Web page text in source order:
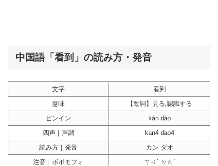
中国語「看到」の読み方・発音
文字
看到
意味
【動詞】見る,認識する
ピンイン
kàn dào
四声｜声調
kan4 dao4
読み方｜発音
カン ダオ
注音｜ボポモフォ
ㄎㄢˋ ㄉㄠˋ